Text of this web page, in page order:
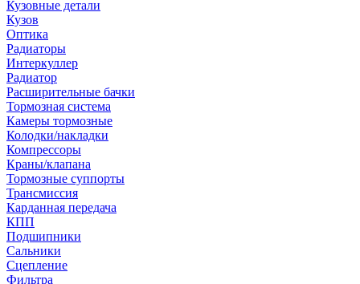
Кузовные детали
Кузов
Оптика
Радиаторы
Интеркуллер
Радиатор
Расширительные бачки
Тормозная система
Камеры тормозные
Колодки/накладки
Компрессоры
Краны/клапана
Тормозные суппорты
Трансмиссия
Карданная передача
КПП
Подшипники
Сальники
Сцепление
Фильтра